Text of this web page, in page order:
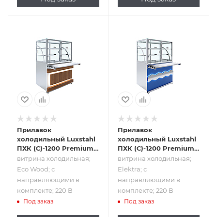
витрина
холодильная; Eco
Wood; с
направляющими
в комплекте; 220
Прилавок
холодильный Luxstahl
ПХК (С)-1200 Premium
Eco Wood
витрина холодильная;
Eco Wood; с
направляющими в
комплекте; 220 В
Под заказ
витрина
холодильная;
Elektra; с
направляющими
в комплекте; 220
Прилавок
холодильный Luxstahl
ПХК (С)-1200 Premium
Elektra
витрина холодильная;
Elektra; с
направляющими в
комплекте; 220 В
Под заказ